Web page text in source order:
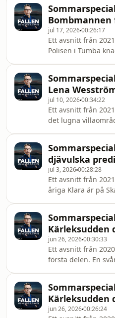
blodig och livlös av
Vem ka
och hon är
kroppen. Detta
Hasse funderat
nämligen inblick i
tänkte. En
hur
en osäker och
Bombmannen
jul 17, 202600:26:17
Ett avsnitt från
Polisen i Tumba
öppnar, nämligen
Polisen får syn på
hänger i hallen och
snabbt för att
kemikalier och
tillverkning av
"dödslista" över ett
personer och
Stoc
Lena
jul 10, 202600:34:22
Ett avsnitt från
det lugna
kvinnoskrik och
fyra dagars
skogen som visar
Wesström.
man som Lena
47-årige Stefan.
tingsrätten men
hovrätten till ett
djävulska
jul 3, 202600:28:28
Ett avsnitt från
åriga Klara är på
mystisk man med
solglasögon och
henne att reagera.
mannen Klara och
Detta är ett mycket
får stor
och i tidningar.
Kärleksudden
jun 26, 202600:30:33
Ett avsnitt från
första delen. En
gärningsmannens
framfart. Platsen
Sollentuna kommer
Kärleksudden
jun 26, 202600:26:24